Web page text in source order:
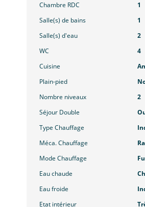
Chambre RDC
1
Salle(s) de bains
1
Salle(s) d'eau
2
WC
4
Cuisine
Plain-pied
Nombre niveaux
2
Séjour Double
Type Chauffage
Méca. Chauffage
Mode Chauffage
Eau chaude
Eau froide
Etat intérieur